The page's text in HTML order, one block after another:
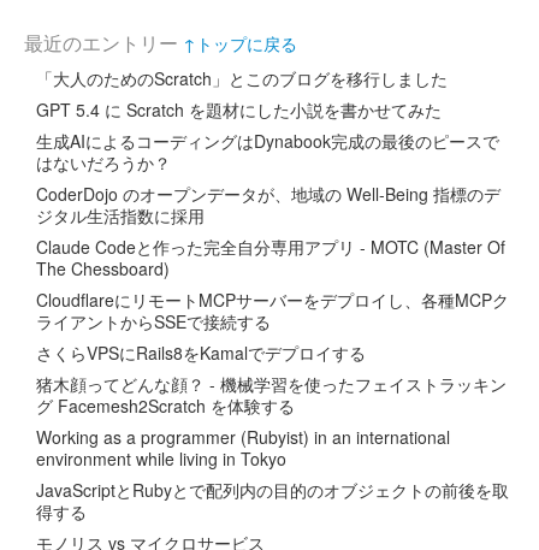
最近のエントリー ↑トップに戻る
「大人のためのScratch」とこのブログを移行しました
GPT 5.4 に Scratch を題材にした小説を書かせてみた
生成AIによるコーディングはDynabook完成の最後のピースで
はないだろうか？
CoderDojo のオープンデータが、地域の Well-Being 指標のデ
ジタル生活指数に採用
Claude Codeと作った完全自分専用アプリ - MOTC (Master Of
The Chessboard)
CloudflareにリモートMCPサーバーをデプロイし、各種MCPク
ライアントからSSEで接続する
さくらVPSにRails8をKamalでデプロイする
猪木顔ってどんな顔？ - 機械学習を使ったフェイストラッキン
グ Facemesh2Scratch を体験する
Working as a programmer (Rubyist) in an international
environment while living in Tokyo
JavaScriptとRubyとで配列内の目的のオブジェクトの前後を取
得する
モノリス vs マイクロサービス